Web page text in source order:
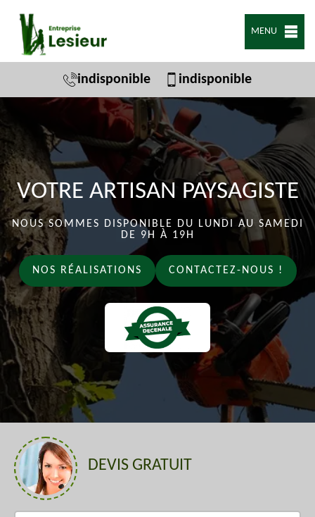
MENU
indisponible indisponible
VOTRE ARTISAN PAYSAGISTE
NOUS SOMMES DISPONIBLE DU LUNDI AU SAMEDI
DE 9H À 19H
NOS RÉALISATIONS CONTACTEZ-NOUS !
DEVIS GRATUIT